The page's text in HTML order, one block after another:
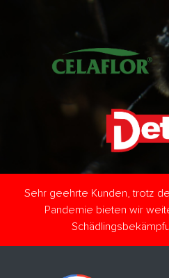
Sehr geehrte Kunden, trotz
Pandemie bieten wir